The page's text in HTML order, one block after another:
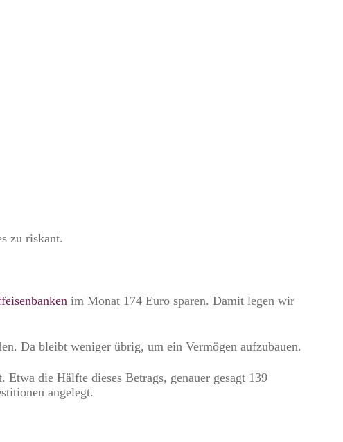
zu riskant.
im Monat 174 Euro sparen. Damit legen wir
Da bleibt weniger übrig, um ein Vermögen aufzubauen.
die Hälfte dieses Betrags, genauer gesagt 139
angelegt.